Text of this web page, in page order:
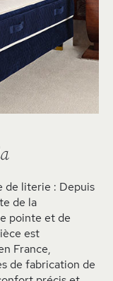
de literie : Depuis
de la
pointe et de
est
France,
de fabrication de